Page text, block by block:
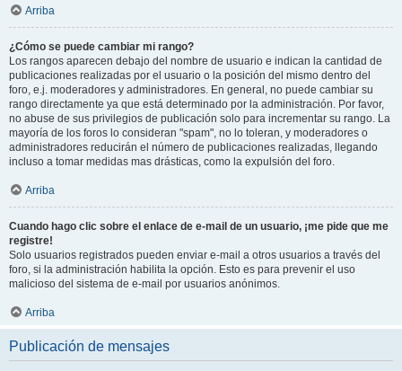
Arriba
¿Cómo se puede cambiar mi rango?
Los rangos aparecen debajo del nombre de usuario e indican la cantidad de
publicaciones realizadas por el usuario o la posición del mismo dentro del
foro, e.j. moderadores y administradores. En general, no puede cambiar su
rango directamente ya que está determinado por la administración. Por favor,
no abuse de sus privilegios de publicación solo para incrementar su rango. La
mayoría de los foros lo consideran "spam", no lo toleran, y moderadores o
administradores reducirán el número de publicaciones realizadas, llegando
incluso a tomar medidas mas drásticas, como la expulsión del foro.
Arriba
Cuando hago clic sobre el enlace de e-mail de un usuario, ¡me pide que me
registre!
Solo usuarios registrados pueden enviar e-mail a otros usuarios a través del
foro, si la administración habilita la opción. Esto es para prevenir el uso
malicioso del sistema de e-mail por usuarios anónimos.
Arriba
Publicación de mensajes